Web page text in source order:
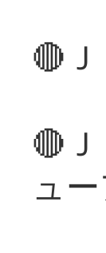
🔴
🔴
ュ